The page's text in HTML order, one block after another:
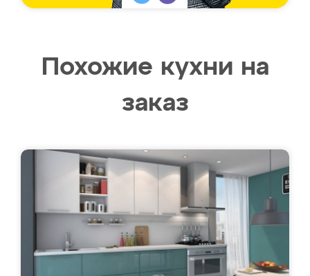
Похожие кухни на
заказ